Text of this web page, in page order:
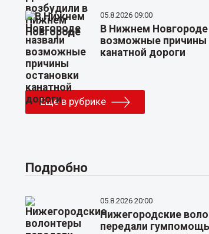
05.8.2026 09:00
В Нижнем Новгороде
возможные причины
канатной дороги
Еще в рубрике
Подробно
05.8.2026 20:00
Нижегородские
передали